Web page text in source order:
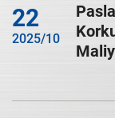
22
2025/10